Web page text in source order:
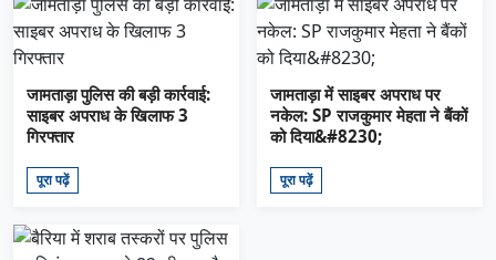
जामताड़ा पुलिस की बड़ी कार्रवाई:
साइबर अपराध के खिलाफ 3
गिरफ्तार
पूरा पढ़ें
जामताड़ा में साइबर अपराध पर
नकेल: SP राजकुमार मेहता ने बैंकों
को दिया&#8230;
पूरा पढ़ें